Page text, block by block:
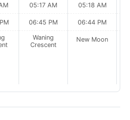
05:17 AM
06:45 PM
Waning
Crescent
05:18 AM
06:44 PM
New Moon